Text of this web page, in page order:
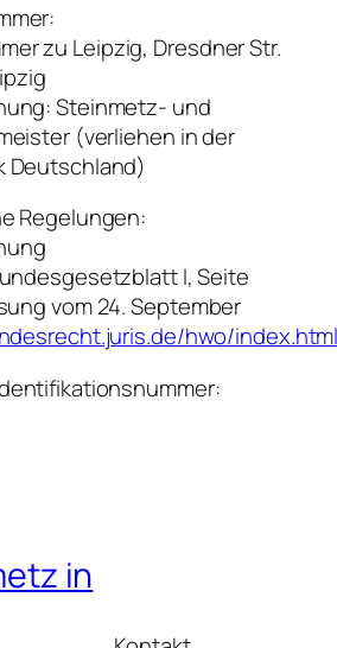
zu Leipzig, Dresdner Str.
Steinmetz- und
(verliehen in der
Deutschland)
Regelungen:
I, Seite
vom 24. September
hwo/
in